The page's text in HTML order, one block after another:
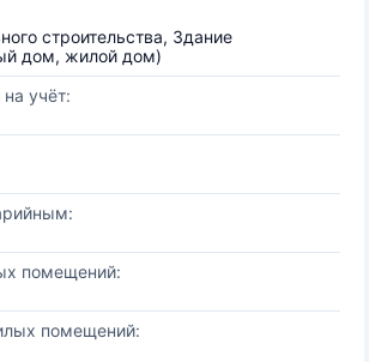
строительства, Здание
дом, жилой дом)
учёт:
помещений:
помещений: